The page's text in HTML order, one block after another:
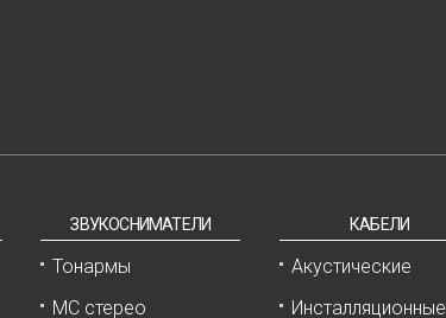
ЗВУКОСНИМАТЕЛИ
Тонармы
МС стерео
КАБЕЛИ
Акустические
Инсталляционные